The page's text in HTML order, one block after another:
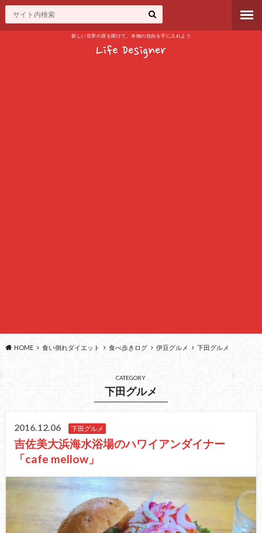
新しい世界の扉を開けて、本物の自由を手に入れよう
HOME 食い倒れダイエット 食べ歩きログ 伊豆グルメ 下田グルメ
CATEGORY
下田グルメ
2016.12.06 下田グルメ
吉佐美大浜海水浴場のハワイアンダイナー
「cafe mellow」